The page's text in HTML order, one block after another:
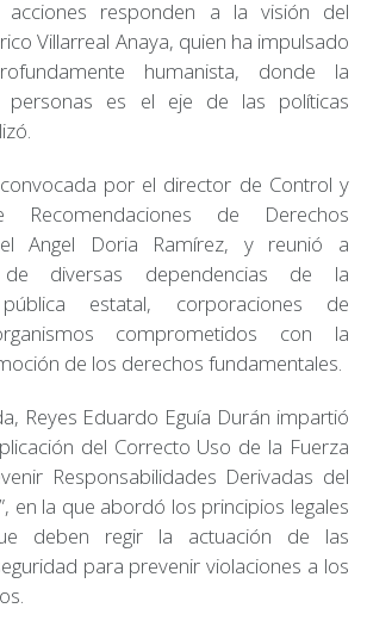
acciones responden a la visión del
Villarreal Anaya, quien ha impulsado
humanista, donde la
personas es el eje de las políticas
por el director de Control y
Recomendaciones de Derechos
Angel Doria Ramírez, y reunió a
de diversas dependencias de la
pública estatal, corporaciones de
comprometidos con la
de los derechos fundamentales.
Reyes Eduardo Eguía Durán impartió
del Correcto Uso de la Fuerza
Responsabilidades Derivadas del
en la que abordó los principios legales
deben regir la actuación de las
para prevenir violaciones a los